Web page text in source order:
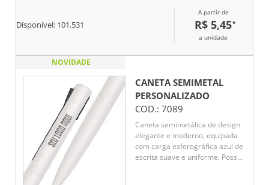
Disponível: 101.531
A partir de
R$ 5,45*
a unidade
NOVIDADE
CANETA SEMIMETAL
PERSONALIZADO
COD.: 7089
Caneta semimetálica de design
elegante e moderno, equipada
com carga esferográfica azul de
escrita suave e uniforme. Possui